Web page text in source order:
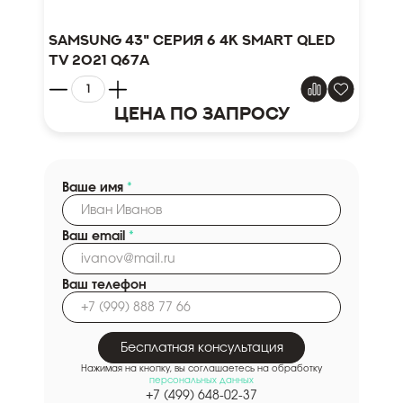
Samsung 43" серия 6 4K Smart QLED
TV 2021 Q67A
Цена по запросу
Ваше имя *
Ваш email *
Ваш телефон
Бесплатная консультация
Нажимая на кнопку, вы соглашаетесь на обработку
персональных данных
+7 (499) 648-02-37